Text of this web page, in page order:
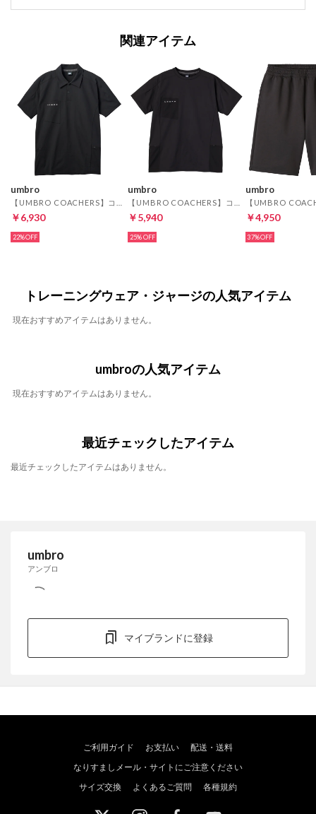
関連アイテム
umbro
￥6,930
22%
umbro
￥5,940
25%
umbro
￥4,950
37%
トレーニングウェア・ジャージの人気アイテム
現在おすすめアイテムはありません。
umbroの人気アイテム
現在おすすめアイテムはありません。
最近チェックしたアイテム
最近チェックしたアイテムはありません。
umbro
アンブロ
マイブランドに登録
ご利用ガイド お支払い
配送・送料
なりすましメール・サイトにご注意ください
サイズ交換
よくあるご質問 各種規約